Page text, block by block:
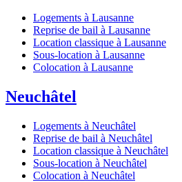
Logements à Lausanne
Reprise de bail à Lausanne
Location classique à Lausanne
Sous-location à Lausanne
Colocation à Lausanne
Neuchâtel
Logements à Neuchâtel
Reprise de bail à Neuchâtel
Location classique à Neuchâtel
Sous-location à Neuchâtel
Colocation à Neuchâtel